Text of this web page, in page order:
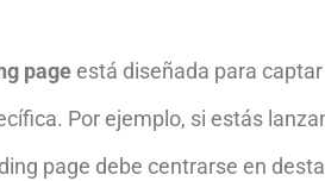
page está diseñada para
Por ejemplo, si estás
page debe centrarse en